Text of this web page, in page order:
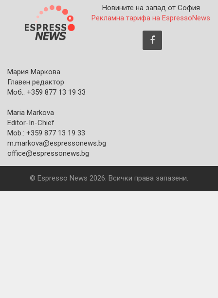
Новините на запад от София
Рекламна тарифа на EspressoNews
Мария Маркова
Главен редактор
Моб.: +359 877 13 19 33
Maria Markova
Editor-In-Chief
Mob.: +359 877 13 19 33
m.markova@espressonews.bg
office@espressonews.bg
© Espresso News 2026. Всички права запазени.